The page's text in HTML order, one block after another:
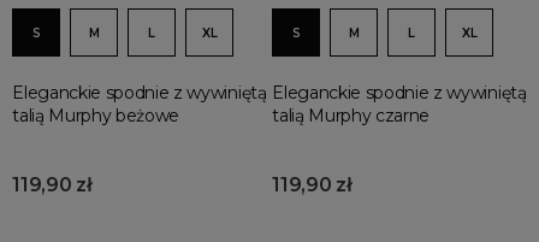
S M L XL
Eleganckie spodnie z wywiniętą
talią Murphy beżowe
119,90 zł
S M L XL
Eleganckie spodnie z wywiniętą
talią Murphy czarne
119,90 zł